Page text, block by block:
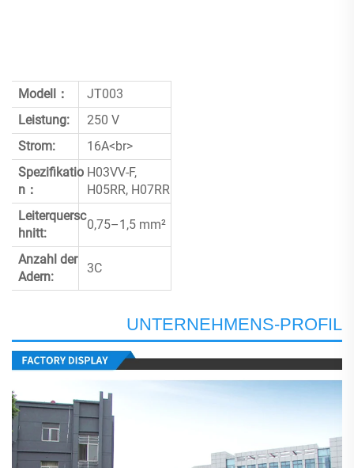
Modell：
JT003
Leistung:
250 V
Strom:
16A<br>
Spezifikatio
n：
H03VV-F,
H05RR, H07RR
Leiterquersc
hnitt:
0,75–1,5 mm²
Anzahl der
Adern:
3C
UNTERNEHMENS-PROFIL